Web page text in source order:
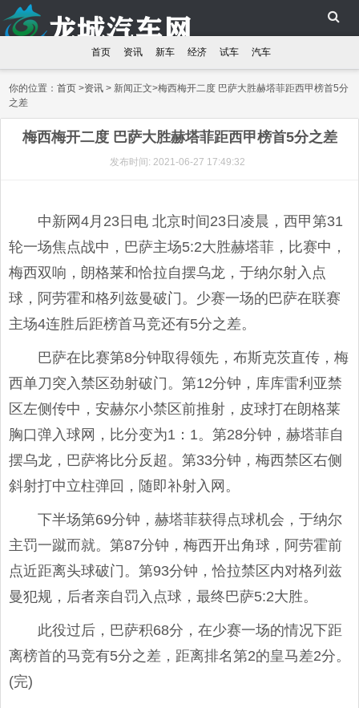
首页 资讯 新车 经济 试车 汽车
你的位置：首页 >资讯 > 新闻正文>梅西梅开二度 巴萨大胜赫塔菲距西甲榜首5分
之差
梅西梅开二度 巴萨大胜赫塔菲距西甲榜首5分之差
发布时间: 2021-06-27 17:49:32
中新网4月23日电 北京时间23日凌晨，西甲第31
轮一场焦点战中，巴萨主场5:2大胜赫塔菲，比赛中，
梅西双响，朗格莱和恰拉自摆乌龙，于纳尔射入点
球，阿劳霍和格列兹曼破门。少赛一场的巴萨在联赛
主场4连胜后距榜首马竞还有5分之差。
巴萨在比赛第8分钟取得领先，布斯克茨直传，梅
西单刀突入禁区劲射破门。第12分钟，库库雷利亚禁
区左侧传中，安赫尔小禁区前推射，皮球打在朗格莱
胸口弹入球网，比分变为1：1。第28分钟，赫塔菲自
摆乌龙，巴萨将比分反超。第33分钟，梅西禁区右侧
斜射打中立柱弹回，随即补射入网。
下半场第69分钟，赫塔菲获得点球机会，于纳尔
主罚一蹴而就。第87分钟，梅西开出角球，阿劳霍前
点近距离头球破门。第93分钟，恰拉禁区内对格列兹
曼犯规，后者亲自罚入点球，最终巴萨5:2大胜。
此役过后，巴萨积68分，在少赛一场的情况下距
离榜首的马竞有5分之差，距离排名第2的皇马差2分。
(完)